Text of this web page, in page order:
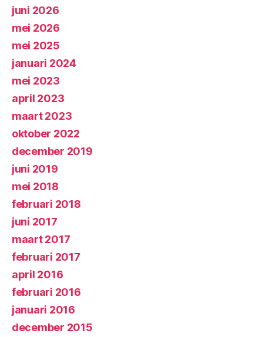
juni 2026
mei 2026
mei 2025
januari 2024
mei 2023
april 2023
maart 2023
oktober 2022
december 2019
juni 2019
mei 2018
februari 2018
juni 2017
maart 2017
februari 2017
april 2016
februari 2016
januari 2016
december 2015